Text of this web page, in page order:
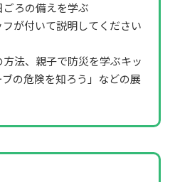
ろの備えを学ぶ
が付いて説明してください
法、親子で防災を学ぶキッ
の危険を知ろう」などの展